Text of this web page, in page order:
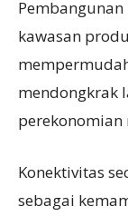
kawasan
mendongkrak
perekonomian
Konektivitas
sebagai